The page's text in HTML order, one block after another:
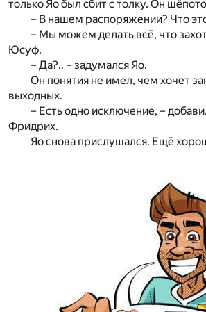
только Яо был сбит с толку. Он
– В нашем распоряжении? Что
– Мы можем делать всё, что
Юсуф.
– Да?.. – задумался Яо.
Он понятия не имел, чем хочет
выходных.
– Есть одно исключение, –
Фридрих.
Яо снова прислушался. Ещё